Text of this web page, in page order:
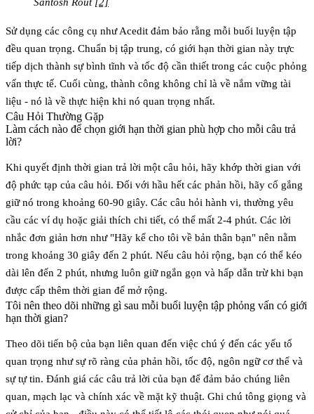
Sử dụng các công cụ như Acedit đảm bảo rằng mỗi buổi luyện tập
đều quan trọng. Chuẩn bị tập trung, có giới hạn thời gian này trực
tiếp dịch thành sự bình tĩnh và tốc độ cần thiết trong các cuộc phỏng
vấn thực tế. Cuối cùng, thành công không chỉ là về nắm vững tài
liệu - nó là về thực hiện khi nó quan trọng nhất.
Câu Hỏi Thường Gặp
Làm cách nào để chọn giới hạn thời gian phù hợp cho mỗi câu trả
lời?
Khi quyết định thời gian trả lời một câu hỏi, hãy khớp thời gian với
độ phức tạp của câu hỏi. Đối với hầu hết các phản hồi, hãy cố gắng
giữ nó trong khoảng 60-90 giây. Các câu hỏi hành vi, thường yêu
cầu các ví dụ hoặc giải thích chi tiết, có thể mất 2-4 phút. Các lời
nhắc đơn giản hơn như "Hãy kể cho tôi về bản thân bạn" nên nằm
trong khoảng 30 giây đến 2 phút. Nếu câu hỏi rộng, bạn có thể kéo
dài lên đến 2 phút, nhưng luôn giữ ngắn gọn và hấp dẫn trừ khi bạn
được cấp thêm thời gian để mở rộng.
Tôi nên theo dõi những gì sau mỗi buổi luyện tập phỏng vấn có giới
hạn thời gian?
Theo dõi tiến bộ của bạn liên quan đến việc chú ý đến các yếu tố
quan trọng nhưsự rõ ràng của phản hồi, tốc độ, ngôn ngữ cơ thể và
sự tự tin. Đánh giá các câu trả lời của bạn để đảm bảo chúng liên
quan, mạch lạc và chính xác về mặt kỹ thuật. Ghi chú tông giọng và